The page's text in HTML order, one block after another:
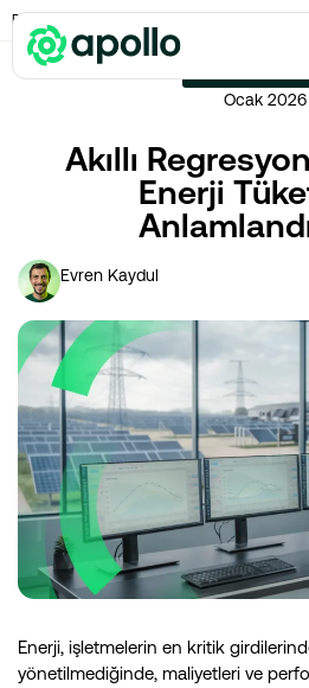
Enerji Verimliliği
Ocak 2026
Akıllı
Enerji
Evren Kaydul
Enerji, işletmelerin en kritik
yönetilmediğinde, maliyetleri ve